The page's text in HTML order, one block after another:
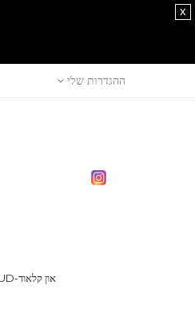
ההגדרות שלי
ON CLOUD-און קלאוד
x